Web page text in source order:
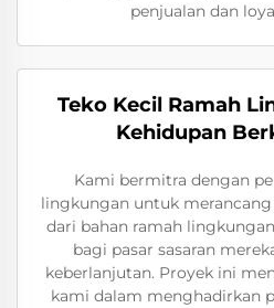
penjualan dan
Teko Kecil Ramah
Kehidupan
Kami bermitra dengan
lingkungan untuk
dari bahan ramah
bagi pasar sasaran
keberlanjutan. Proyek ini
kami dalam menghadirkan